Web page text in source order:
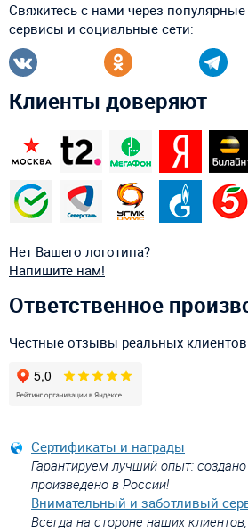
Свяжитесь с нами через популярные
сервисы и социальные сети:
Клиенты доверяют
Нет Вашего логотипа?
Напишите нам!
Ответственное
Честные отзывы реальных
Сертификаты и награды
Гарантируем лучший опыт:
произведено в России!
Внимательный и заботливый
Всегда на стороне наших